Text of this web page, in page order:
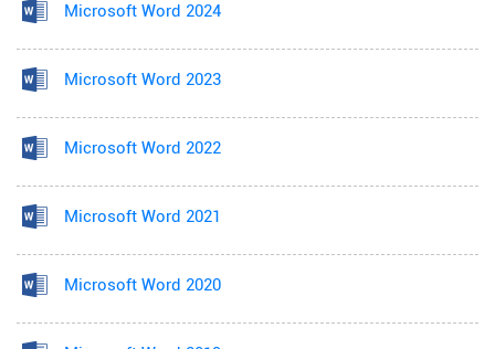
Microsoft Word 2024
Microsoft Word 2023
Microsoft Word 2022
Microsoft Word 2021
Microsoft Word 2020